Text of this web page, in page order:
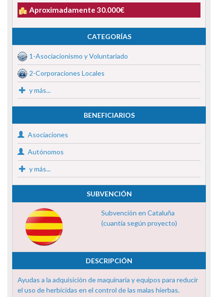
Aproximadamente 30.000€
CATEGORÍAS
1-Asociacionismo y Voluntariado
2-Corporaciones Locales
y más...
BENEFICIARIOS
Asociaciones
Autónomos
y más...
SUBVENCIÓN
Subvención en Cataluña
(cuantía según proyecto)
DESCRIPCIÓN
Ayudas a la adquisición de maquinaria y equipos para reducir
el uso de herbicidas en el control de las malas hierbas.